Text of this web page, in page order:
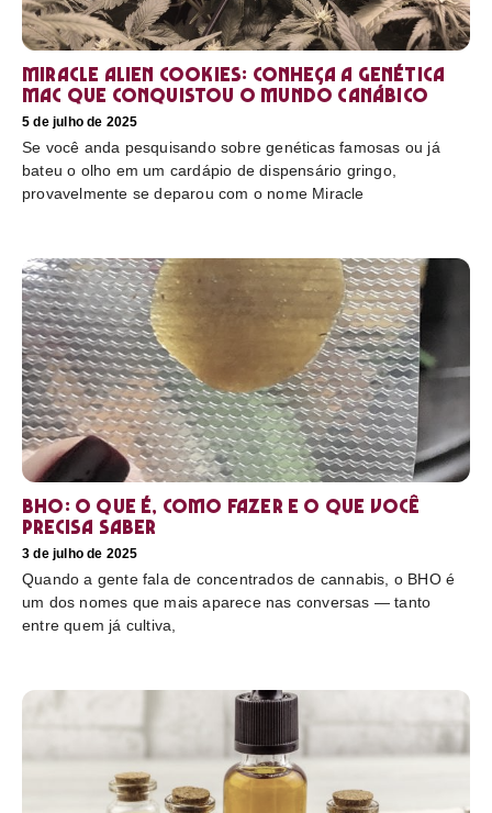
Miracle Alien Cookies: conheça a genética
MAC que conquistou o mundo canábico
5 de julho de 2025
Se você anda pesquisando sobre genéticas famosas ou já
bateu o olho em um cardápio de dispensário gringo,
provavelmente se deparou com o nome Miracle
BHO: o que é, como fazer e o que você
precisa saber
3 de julho de 2025
Quando a gente fala de concentrados de cannabis, o BHO é
um dos nomes que mais aparece nas conversas — tanto
entre quem já cultiva,